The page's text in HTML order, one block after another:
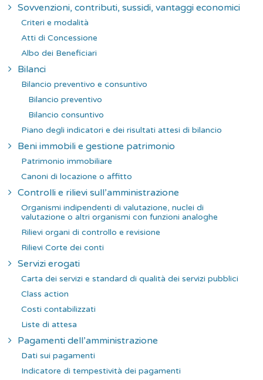
Sovvenzioni, contributi, sussidi, vantaggi economici
Criteri e modalità
Atti di Concessione
Albo dei Beneficiari
Bilanci
Bilancio preventivo e consuntivo
Bilancio preventivo
Bilancio consuntivo
Piano degli indicatori e dei risultati attesi di bilancio
Beni immobili e gestione patrimonio
Patrimonio immobiliare
Canoni di locazione o affitto
Controlli e rilievi sull’amministrazione
Organismi indipendenti di valutazione, nuclei di
valutazione o altri organismi con funzioni analoghe
Rilievi organi di controllo e revisione
Rilievi Corte dei conti
Servizi erogati
Carta dei servizi e standard di qualità dei servizi pubblici
Class action
Costi contabilizzati
Liste di attesa
Pagamenti dell’amministrazione
Dati sui pagamenti
Indicatore di tempestività dei pagamenti